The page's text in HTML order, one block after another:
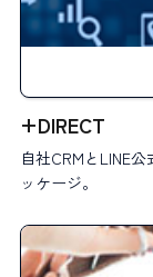
+DIRECT
自社CRMとLINE
ッケージ。